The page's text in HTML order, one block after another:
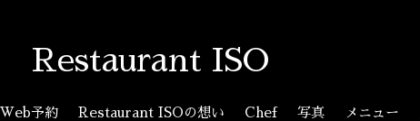
Restaurant ISO
Web予約 Restaurant ISOの想い Chef 写真 メニュー